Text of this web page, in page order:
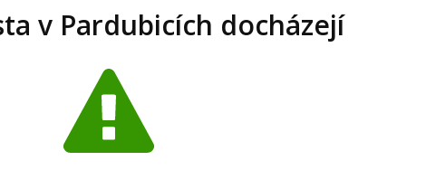
v Pardubicích docházejí